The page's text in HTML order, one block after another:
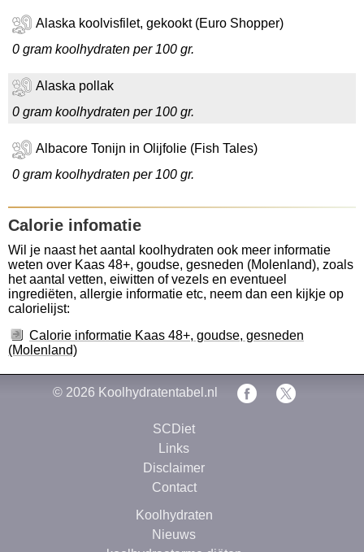
Alaska koolvisfilet, gekookt (Euro Shopper)
0 gram koolhydraten per 100 gr.
Alaska pollak
0 gram koolhydraten per 100 gr.
Albacore Tonijn in Olijfolie (Fish Tales)
0 gram koolhydraten per 100 gr.
Calorie infomatie
Wil je naast het aantal koolhydraten ook meer informatie
weten over Kaas 48+, goudse, gesneden (Molenland), zoals
het aantal vetten, eiwitten of vezels en eventueel
ingrediëten, allergie informatie etc, neem dan een kijkje op
calorielijst:
Calorie informatie Kaas 48+, goudse, gesneden
(Molenland)
© 2026 Koolhydratentabel.nl
SCDiet
Links
Disclaimer
Contact
Koolhydraten
Nieuws